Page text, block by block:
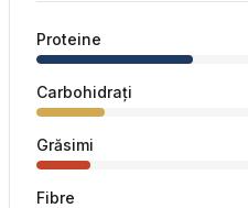
Proteine
Carbohidrați
Grăsimi
Fibre